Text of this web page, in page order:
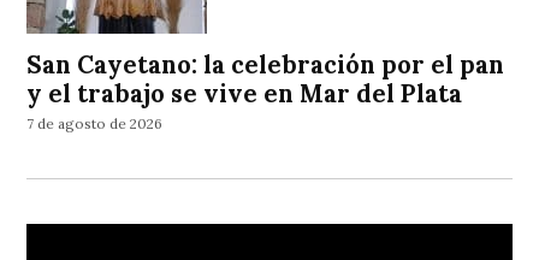
San Cayetano: la celebración por el pan
y el trabajo se vive en Mar del Plata
7 de agosto de 2026